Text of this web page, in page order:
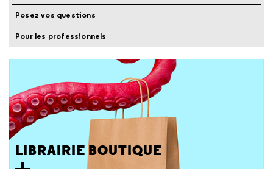
Posez vos questions
Pour les professionnels
LIBRAIRIE BOUTIQUE